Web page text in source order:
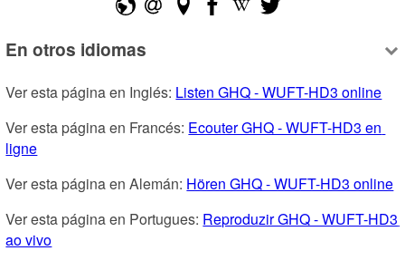
En otros idiomas
Ver esta página en Inglés: Listen GHQ - WUFT-HD3 online
Ver esta página en Francés: Ecouter GHQ - WUFT-HD3 en
ligne
Ver esta página en Alemán: Hören GHQ - WUFT-HD3 online
Ver esta página en Portugues: Reproduzir GHQ - WUFT-HD3
ao vivo